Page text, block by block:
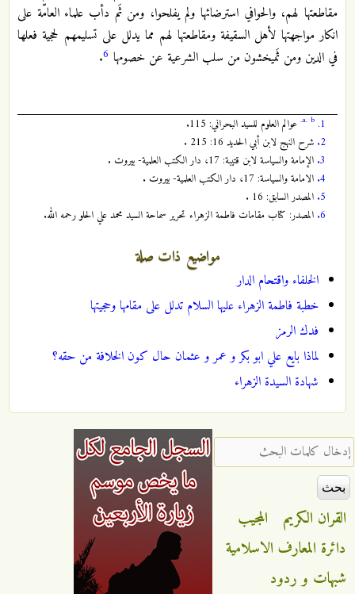
مقاطعتها لهم، والحوافي استرضائها ولم يفلحوا، ومن ثَم دأب علماء العامّة على
انكار مواجهتها لأهل السقيفة ومقاطعتها لهم مما يدلل على تسليمهم لحجية فعلها
في الدين ومن ثَميخشون من سلب الشرعية عن خصومها 6
.
1.
a. b.
عوالم العلوم للسيد البحراني: 115.
2. شرح النهج لابن أبي الحديد 16: 215 .
3. الإمامة والسياسة لابن قتيبة: 17، دار الكتب العلمية- بيروت .
4. الامامة والسياسة: 17، دار الكتب العلمية- بيروت .
5. المصدر السابق: 16 .
6. المصدر: كتاب مقامات فاطمة الزهراء تحرير سماحة السيد محمد علي الحلو رحمه الله.
مواضيع ذات صلة
الخلفاء واقتحام الدار
خطبة فاطمة الزهراء عليها السلام تدلل على مقامها وحجيتها
فدك الرمز
لماذا بايع علي ابو بكر و عمر و عثمان حال كون الخلافة من حقه؟
شهادة السيدة الزهراء
‏إدخال كلمات البحث ‏
القران الكريم
المجيب
دائرة المعارف الاسلامية
شبهات و ردود